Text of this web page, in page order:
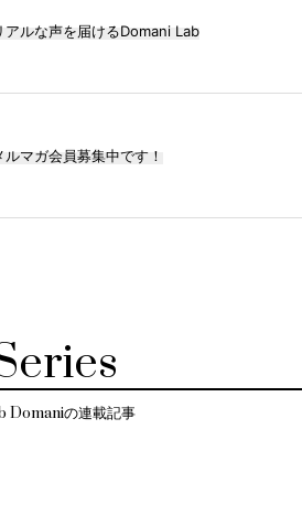
アルな声を届けるDomani Lab
ルマガ会員募集中です！
Domaniの連載記事